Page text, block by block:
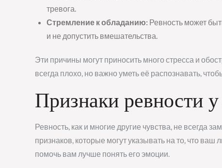
тревога.
Стремление к обладанию: Ревность может
и не допустить вмешательства.
Эти причины могут приносить много стресса и
всегда плохо, но важно уметь её распознавать,
Признаки ревности
Ревность, как и многие другие чувства, не всегда
признаков, которые могут указывать на то, что
помочь вам лучше понять его эмоции.